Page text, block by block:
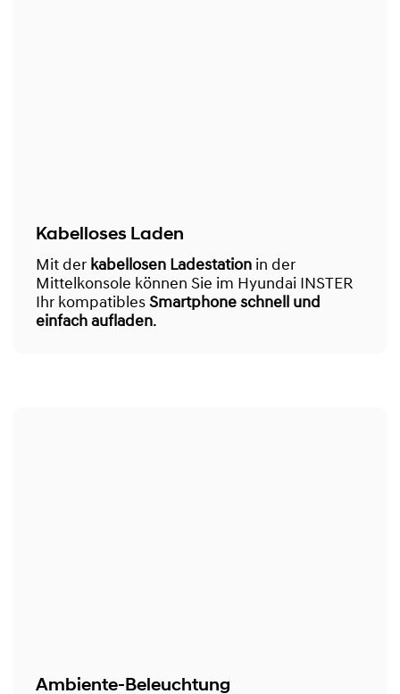
Kabelloses Laden
Mit der kabellosen Ladestation in der
Mittelkonsole können Sie im Hyundai INSTER
Ihr kompatibles Smartphone schnell und
einfach aufladen.
Ambiente-Beleuchtung